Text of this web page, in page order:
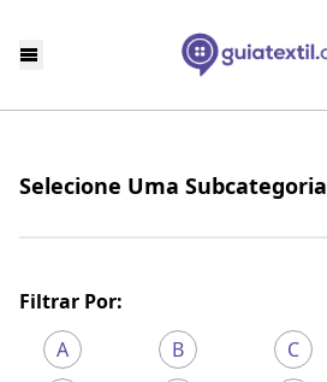
Selecione Uma Subcategoria
Filtrar Por:
A
B C